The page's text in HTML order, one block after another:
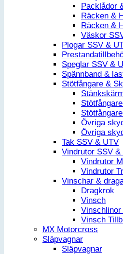
Packlådor
Räcken &
Räcken &
Väskor
Plogar SSV &
Speglar SSV &
Spännband &
Stötfångare &
Övriga
Övriga
Tak SSV & UTV
Vindrutor SSV &
Vindrutor
Vindrutor
Vinschar &
Dragkrok
Vinsch
Vinschlinor
Vinsch
MX Motorcross
Släpvagnar
Släpvagnar